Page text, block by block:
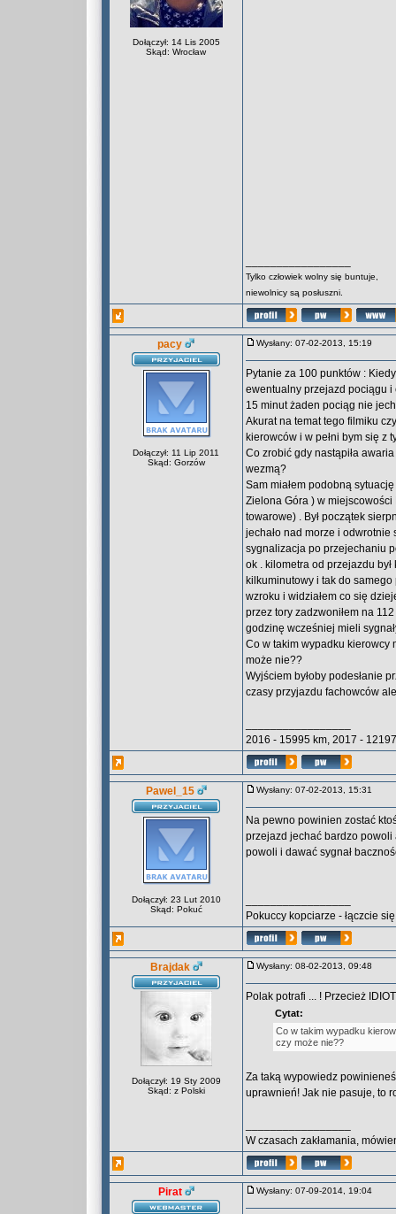
Dołączył: 14 Lis 2005
Skąd: Wrocław
Tylko człowiek wolny się buntuje,
niewolnicy są posłuszni.
pacy
Dołączył: 11 Lip 2011
Skąd: Gorzów
Wysłany: 07-02-2013, 15:19
Pytanie za 100 punktów :
ewentualny przejazd pociągu i
15 minut żaden pociąg nie
Akurat na temat tego filmiku
kierowców i w pełni bym się z
Co zrobić gdy nastąpiła
wezmą?
Sam miałem podobną
Zielona Góra ) w
towarowe) . Był początek
jechało nad morze i
sygnalizacja po przejechaniu
ok . kilometra od przejazdu
kilkuminutowy i tak do
wzroku i widziałem co się
przez tory zadzwoniłem na
godzinę wcześniej mieli
Co w takim wypadku kierowcy
może nie??
Wyjściem byłoby podesłanie
czasy przyjazdu fachowców
2016 - 15995 km, 2017 -
Pawel_15
Dołączył: 23 Lut 2010
Skąd: Pokuć
Wysłany: 07-02-2013, 15:31
Na pewno powinien zostać
przejazd jechać bardzo
powoli i dawać sygnał
Pokuccy kopciarze - łączcie
Brajdak
Dołączył: 19 Sty 2009
Skąd: z Polski
Wysłany: 08-02-2013, 09:48
Polak potrafi ... ! Przecież
Cytat:
Co w takim wypadku
czy może nie??
Za taką wypowiedz
uprawnień! Jak nie pasuje, to
W czasach zakłamania,
Pirat Wysłany: 07-09-2014, 19:04